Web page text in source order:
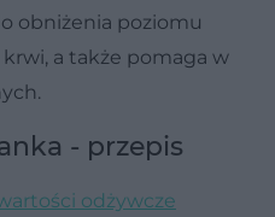
obniżenia poziomu
a także pomaga w
- przepis
odżywcze